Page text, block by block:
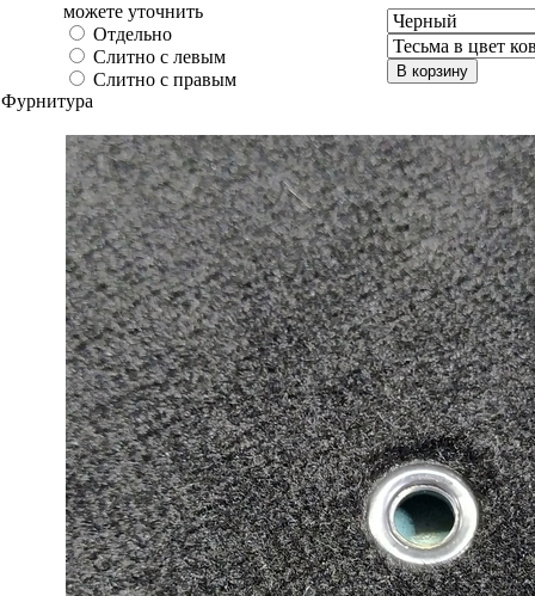
можете уточнить
Отдельно
Слитно с левым
Слитно с правым
В корзину
Фурнитура